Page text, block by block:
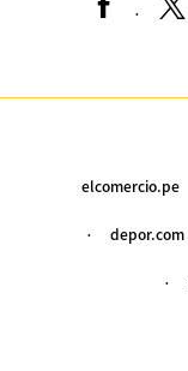
elcomercio.pe
depor.com